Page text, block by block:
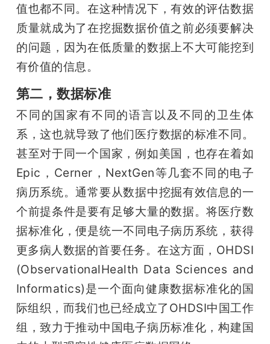
值也都不同。在这种情况下，有效的评估数据
质量就成为了在挖掘数据价值之前必须要解决
的问题，因为在低质量的数据上不大可能挖到
有价值的信息。
第二，数据标准
不同的国家有不同的语言以及不同的卫生体
系，这也就导致了他们医疗数据的标准不同。
甚至对于同一个国家，例如美国，也存在着如
Epic，Cerner，NextGen等几套不同的电子
病历系统。通常要从数据中挖掘有效信息的一
个前提条件是要有足够大量的数据。将医疗数
据标准化，便是统一不同电子病历系统，获得
更多病人数据的首要任务。在这方面，OHDSI
(ObservationalHealth Data Sciences and
Informatics)是一个面向健康数据标准化的国
际组织，而我们也已经成立了OHDSI中国工作
组，致力于推动中国电子病历标准化，构建国